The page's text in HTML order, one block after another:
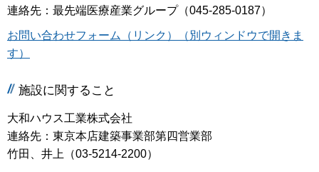
連絡先：最先端医療産業グループ（045-285-0187）
お問い合わせフォーム（リンク）（別ウィンドウで開きま
す）
施設に関すること
大和ハウス工業株式会社
連絡先：東京本店建築事業部第四営業部
竹田、井上（03-5214-2200）